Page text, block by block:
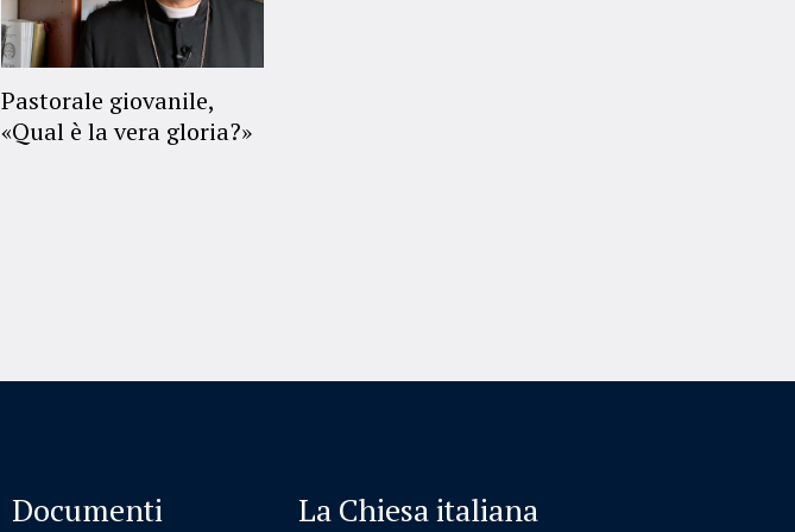
Pastorale giovanile,
«Qual è la vera gloria?»
Documenti La Chiesa italiana